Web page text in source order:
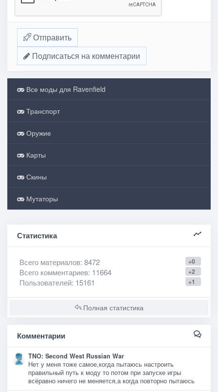
Отправить
Подписаться на комментарии
Все моды для Ravenfield
Транспорт
Оружие
Карты
Скины
Мутаторы
Статистика
+0
Всего материалов: 8472
+2
Всего комментариев: 11664
+1
Пользователей: 15161
Полная статистика
Комментарии
TNO: Second West Russian War
Нет у меня тоже самое,когда пытаюсь настроить
правильный путь к моду то потом при запуске игры
всёравно ничего не меняется,а когда повторно пытаюсь